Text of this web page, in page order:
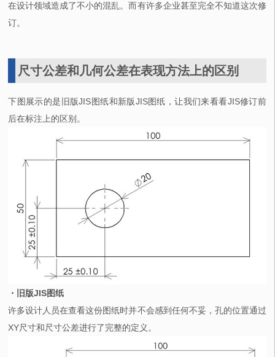
在设计领域造成了不小的混乱。而有许多企业甚至完全不知道这次修
订。
尺寸公差和几何公差在表现方法上的区别
下图展示的是旧版JIS图纸和新版JIS图纸，让我们来看看JIS修订前
后在标注上的区别。
・旧版JIS图纸
许多设计人员在查看这份图纸时并不会感到任何不妥，孔的位置通过
XY尺寸和尺寸公差进行了完整的定义。